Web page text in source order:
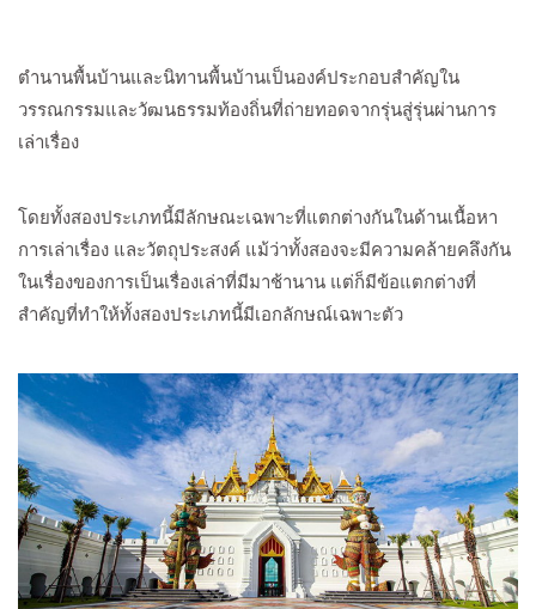
ตำนานพื้นบ้านและนิทานพื้นบ้านเป็นองค์ประกอบสำคัญใน
วรรณกรรมและวัฒนธรรมท้องถิ่นที่ถ่ายทอดจากรุ่นสู่รุ่นผ่านการ
เล่าเรื่อง
โดยทั้งสองประเภทนี้มีลักษณะเฉพาะที่แตกต่างกันในด้านเนื้อหา
การเล่าเรื่อง และวัตถุประสงค์ แม้ว่าทั้งสองจะมีความคล้ายคลึงกัน
ในเรื่องของการเป็นเรื่องเล่าที่มีมาช้านาน แต่ก็มีข้อแตกต่างที่
สำคัญที่ทำให้ทั้งสองประเภทนี้มีเอกลักษณ์เฉพาะตัว